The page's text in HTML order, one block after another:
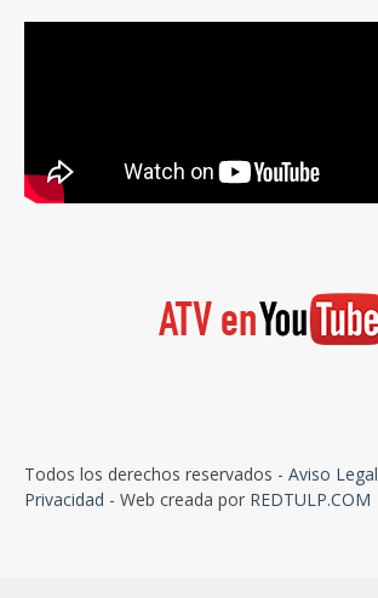
Todos los derechos reservados - Aviso Legal
Privacidad - Web creada por REDTULP.COM